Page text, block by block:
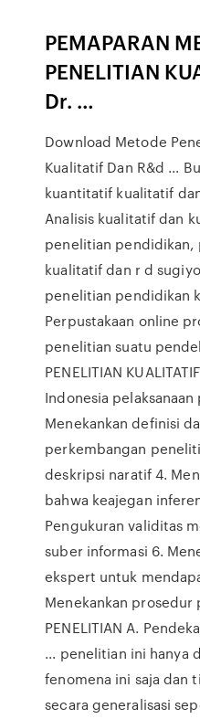
PEMAPARAN
PENELITIAN
Dr. …
Download Metode
Kualitatif Dan R&d ...
kuantitatif kualitatif
Analisis kualitatif dan
penelitian pendidikan,
kualitatif dan r d
penelitian pendidikan
Perpustakaan online
penelitian suatu
PENELITIAN
Indonesia
Menekankan definisi
perkembangan
deskripsi naratif 4.
bahwa keajegan
Pengukuran validitas
suber informasi 6.
ekspert untuk
Menekankan prosedur
PENELITIAN A.
... penelitian ini hanya
fenomena ini saja dan
secara generalisasi